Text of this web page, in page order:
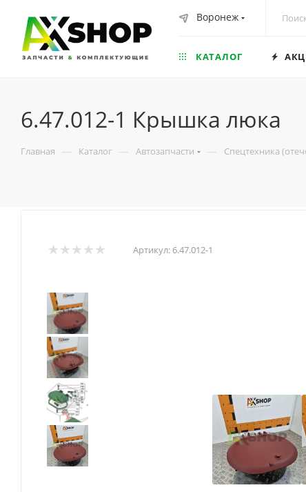
Воронеж
КАТАЛОГ
6.47.012-1 Крышка люка
Главная — Каталог — Автозапчасти — Спецтехника
Артикул: 6.47.012-1